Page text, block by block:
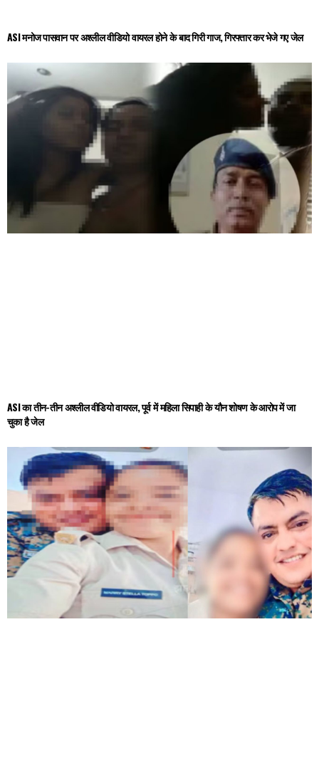
ASI मनोज पासवान पर अश्लील वीडियो वायरल होने के बाद गिरी गाज, गिरफ्तार कर भेजे गए जेल
ASI का तीन-तीन अश्लील वीडियो वायरल, पूर्व में महिला सिपाही के यौन शोषण के आरोप में जा
चुका है जेल